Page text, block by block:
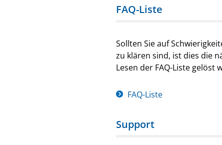
FAQ-Liste
Sollten Sie auf
zu klären sind, ist dies die
Lesen der FAQ-Liste gelöst
FAQ-Liste
Support